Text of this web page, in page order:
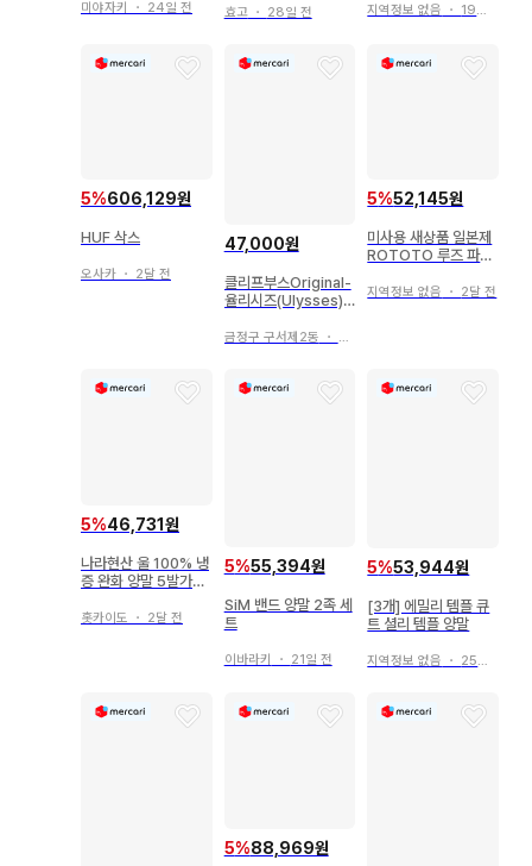
미야자키 ・ 24일 전 효고・ 28일 전 지역정보 없음 ・ 19일 전
5%606,129원
HUF 삭스
오사카 ・ 2달 전
47,000원
클리프부스Original-
율리시즈(Ulysses)4
금정구 구서제2동 ・ 2일 전
5%52,145원
미사용 새상품 일본제
ROTOTO 루즈 파일
지역정보 없음 ・ 2달 전
5%46,731원
나라현산 울 100% 냉
증 완화 양말 5발가락
홋카이도 ・ 2달 전
5%55,394원
SiM 밴드 양말 2족 세
트
이바라키 ・ 21일 전
5%53,944원
[3개] 에밀리 템플 큐
트 셜리 템플 양말
지역정보 없음 ・ 25일 전
5%88,969원